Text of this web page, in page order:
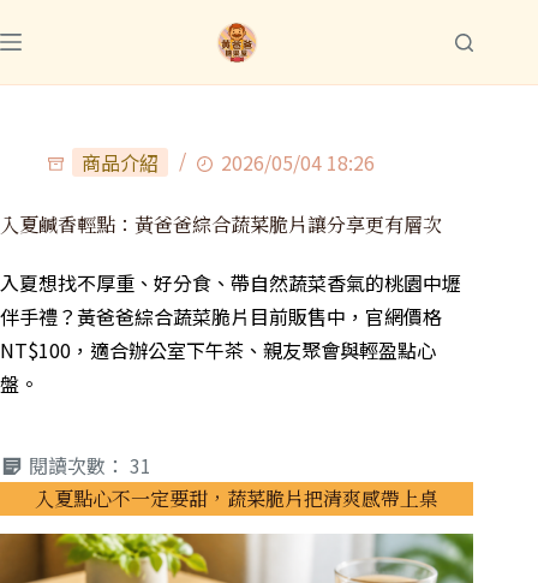
商品介紹 2026/05/04 18:26
入夏鹹香輕點：黃爸爸綜合蔬菜脆片讓分享更有層次
入夏想找不厚重、好分食、帶自然蔬菜香氣的桃園中壢
伴手禮？黃爸爸綜合蔬菜脆片目前販售中，官網價格
NT$100，適合辦公室下午茶、親友聚會與輕盈點心
盤。
閱讀次數： 31
入夏點心不一定要甜，蔬菜脆片把清爽感帶上桌